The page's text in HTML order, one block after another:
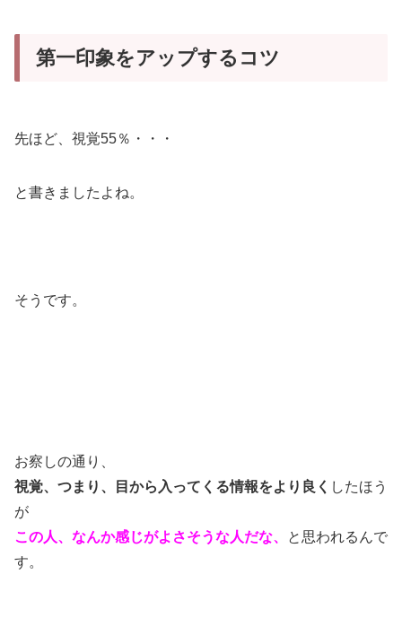
第一印象をアップするコツ
先ほど、視覚55％・・・
と書きましたよね。
そうです。
お察しの通り、
視覚、つまり、目から入ってくる情報をより良く したほう
が
この人、なんか感じがよさそうな人だな、
と思われるんで
す。